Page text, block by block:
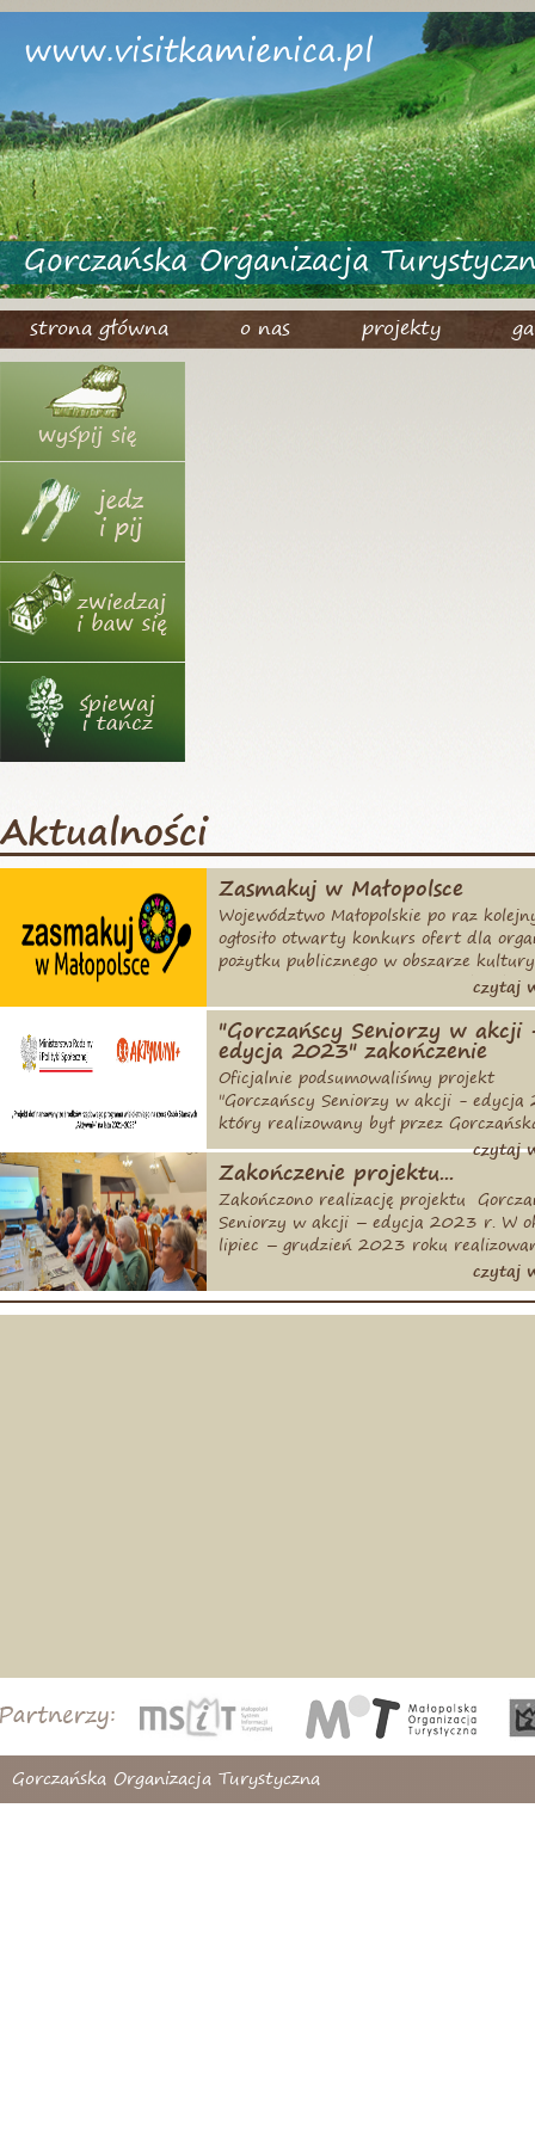
www.visitkamienica.pl
Gorczańska Organizacja
strona główna o nas projekty
Aktualności
Zasmakuj w Małopolsce
Województwo Małopolskie po raz
ogłosiło otwarty konkurs ofert dla
pożytku publicznego w obszarze
sztuki, ochrony dóbr kultury i
naro
czytaj
"Gorczańscy Seniorzy w akcji
edycja 2023" zakończenie
Oficjalnie podsumowaliśmy projekt
"Gorczańscy Seniorzy w akcji -
który realizowany był przez
Organizację Turystyczną.
kursów
czytaj
Zakończenie projektu...
Zakończono realizację projektu
Seniorzy w akcji – edycja 2023 r. W
lipiec – grudzień 2023 roku
na terenie Gminy Kamienica projekt
czytaj
Gorczańska Organizacja Turystyczna